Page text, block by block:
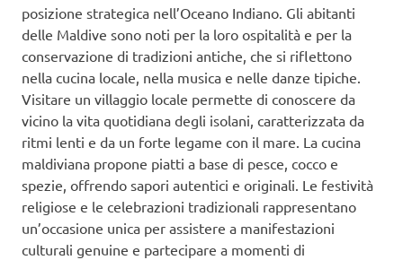
posizione strategica nell’Oceano Indiano. Gli abitanti
delle Maldive sono noti per la loro ospitalità e per la
conservazione di tradizioni antiche, che si riflettono
nella cucina locale, nella musica e nelle danze tipiche.
Visitare un villaggio locale permette di conoscere da
vicino la vita quotidiana degli isolani, caratterizzata da
ritmi lenti e da un forte legame con il mare. La cucina
maldiviana propone piatti a base di pesce, cocco e
spezie, offrendo sapori autentici e originali. Le festività
religiose e le celebrazioni tradizionali rappresentano
un’occasione unica per assistere a manifestazioni
culturali genuine e partecipare a momenti di